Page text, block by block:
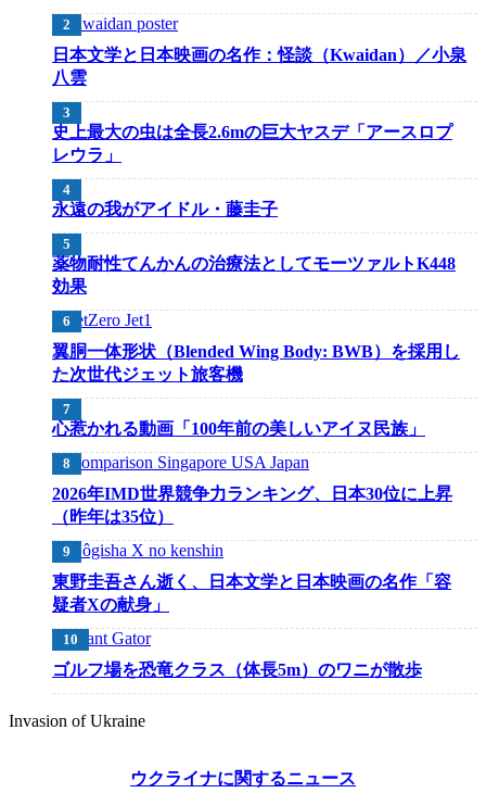
日本文学と日本映画の名作：怪談（Kwaidan）／小泉
八雲
史上最大の虫は全長2.6mの巨大ヤスデ「アースロプ
レウラ」
永遠の我がアイドル・藤圭子
薬物耐性てんかんの治療法としてモーツァルトK448
効果
翼胴一体形状（Blended Wing Body: BWB）を採用し
た次世代ジェット旅客機
心惹かれる動画「100年前の美しいアイヌ民族」
2026年IMD世界競争力ランキング、日本30位に上昇
（昨年は35位）
東野圭吾さん逝く、日本文学と日本映画の名作「容
疑者Xの献身」
ゴルフ場を恐竜クラス（体長5m）のワニが散歩
Invasion of Ukraine
ウクライナに関するニュース